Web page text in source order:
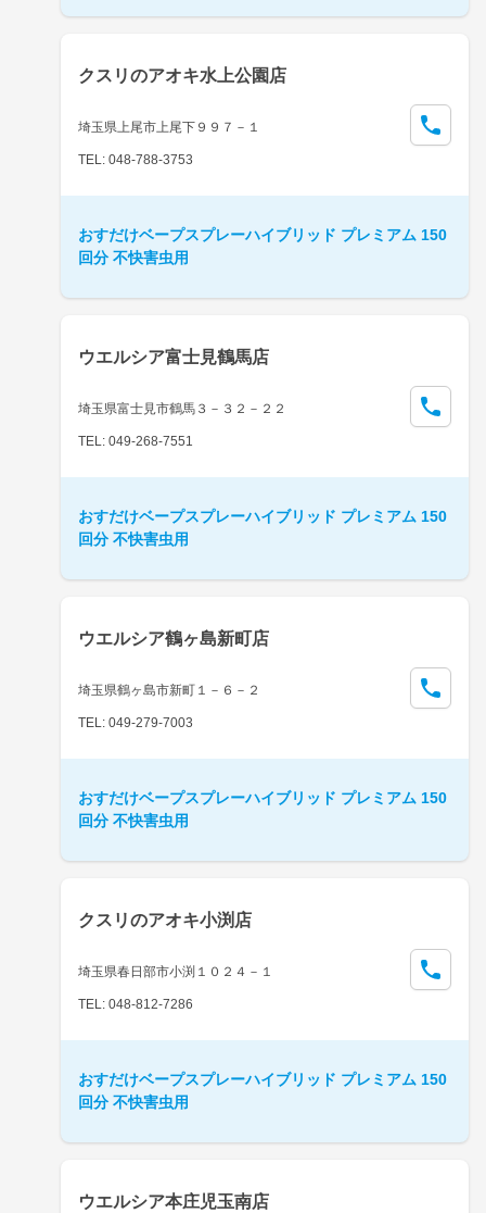
クスリのアオキ水上公園店
埼玉県上尾市上尾下９９７－１
TEL: 048-788-3753
おすだけベープスプレーハイブリッド プレミアム 150
回分 不快害虫用
ウエルシア富士見鶴馬店
埼玉県富士見市鶴馬３－３２－２２
TEL: 049-268-7551
おすだけベープスプレーハイブリッド プレミアム 150
回分 不快害虫用
ウエルシア鶴ヶ島新町店
埼玉県鶴ヶ島市新町１－６－２
TEL: 049-279-7003
おすだけベープスプレーハイブリッド プレミアム 150
回分 不快害虫用
クスリのアオキ小渕店
埼玉県春日部市小渕１０２４－１
TEL: 048-812-7286
おすだけベープスプレーハイブリッド プレミアム 150
回分 不快害虫用
ウエルシア本庄児玉南店